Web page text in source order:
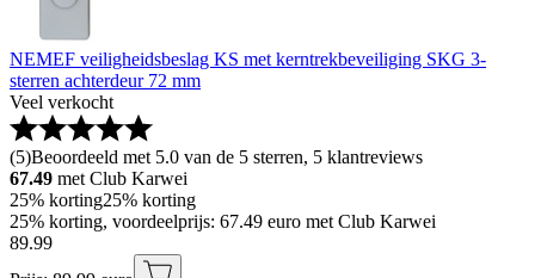
NEMEF veiligheidsbeslag KS met kerntrekbeveiliging SKG 3-
sterren achterdeur 72 mm
Veel verkocht
(5)Beoordeeld met 5.0 van de 5 sterren, 5 klantreviews
67.49 met Club Karwei
25% korting25% korting
25% korting, voordeelprijs: 67.49 euro met Club Karwei
89.99